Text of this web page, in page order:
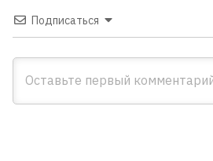
Подписаться